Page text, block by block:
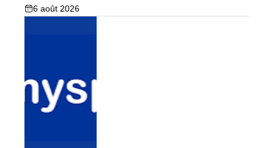
6 août 2026